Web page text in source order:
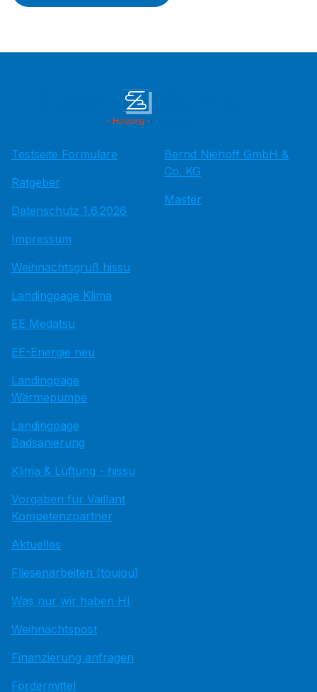
Testseite Formulare
Ratgeber
Datenschutz 1.6.2026
Impressum
Weihnachtsgruß hissu
Landingpage Klima
EE Medatsu
EE-Energie neu
Landingpage
Wärmepumpe
Landingpage
Badsanierung
Klima & Lüftung - hissu
Vorgaben für Vaillant
Kompetenzpartner
Aktuelles
Fliesenarbeiten (toujou)
Was nur wir haben HI
Weihnachtspost
Finanzierung anfragen
Fördermittel
Bernd Niehoff GmbH &
Co. KG
Master